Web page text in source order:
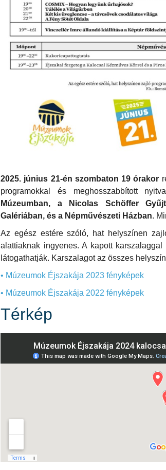
2025. június 21-én szombaton 19 órakor
programokkal és meghosszabbított
Múzeumban, a Nicolas Schöffer
Galériában, és a Népművészeti Házban.
Az egész estére szóló, hat helyszínen
alattiaknak ingyenes. A kapott
látogathatják. Karszalagot az összes
• Múzeumok Éjszakája 2023 fényképek
• Múzeumok Éjszakája 2022 fényképek
Térkép